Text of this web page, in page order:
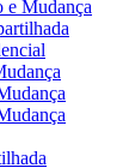
e Mudança